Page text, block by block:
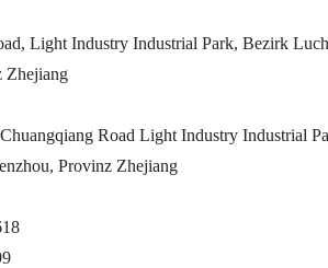
Light Industry Industrial Park, Bezirk
Zhejiang
Road Light Industry Industrial
Provinz Zhejiang